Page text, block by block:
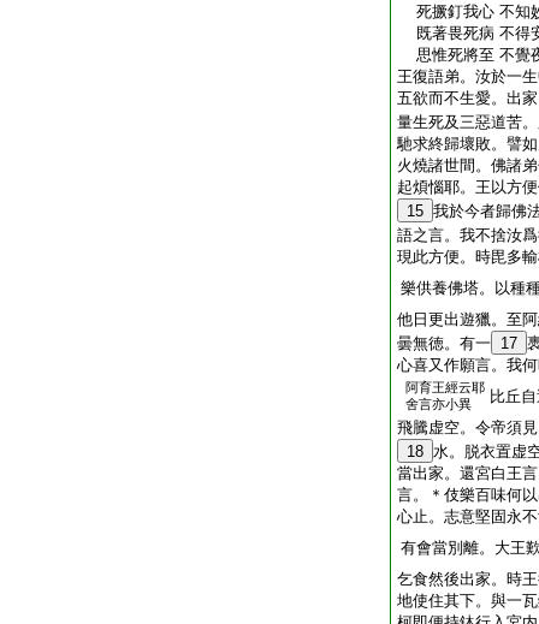
死撅釘我心 不知
既著畏死病 不得
思惟死將至 不覺
王復語弟。汝於一
五欲而不生愛。出
量生死及三惡道苦
馳求終歸壞敗。譬
火燒諸世間。佛諸
起煩惱耶。王以方
15 我於今者歸佛
語之言。我不捨汝
現此方便。時毘多
樂供養佛塔。以種
他日更出遊獵。至
曇無徳。有一 17
心喜又作願言。我
阿育王經云耶
舍言亦小異
比丘
飛騰虚空。令帝須
18 水。脱衣置虚
當出家。還宮白王
言。＊伎樂百味何
心止。志意堅固永
有會當別離。大王
乞食然後出家。時
地使住其下。與一